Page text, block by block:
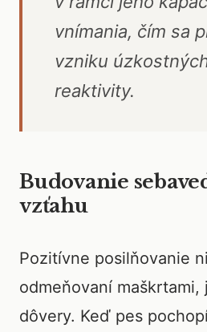
vnímania, čím sa
vzniku
reaktivity.
Budovanie
vzťahu
Pozitívne posilňovanie
odmeňovaní
dôvery. Keď pes